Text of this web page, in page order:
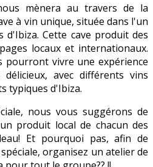
mènera au travers de la
à vin unique, située dans l'un
d'Ibiza. Cette cave produit des
locaux et internationaux.
pourront vivre une expérience
avec différents vins
typiques d'Ibiza.
nous vous suggérons de
produit local de chacun des
Et pourquoi pas, afin de
organisez un atelier de